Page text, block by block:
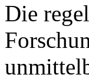
Die